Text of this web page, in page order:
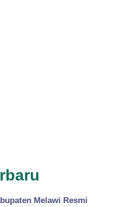
Melawi Resmi